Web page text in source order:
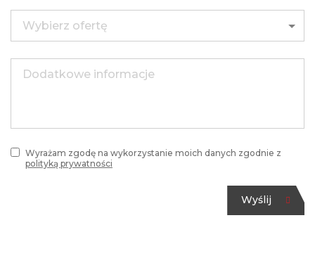
Wyrażam zgodę na wykorzystanie moich danych zgodnie z
polityką prywatności
Wyślij